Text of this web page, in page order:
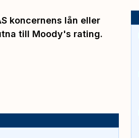
koncernens lån eller
till Moody's rating.